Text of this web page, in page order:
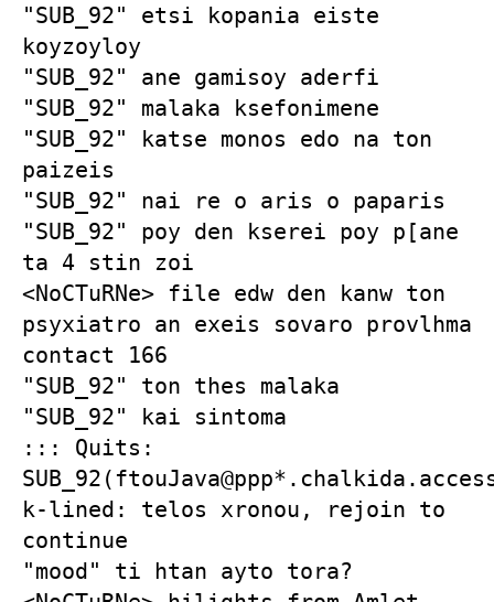
"SUB_92" etsi kopania eiste
koyzoyloy
"SUB_92" ane gamisoy aderfi
"SUB_92" malaka ksefonimene
"SUB_92" katse monos edo na ton
paizeis
"SUB_92" nai re o aris o paparis
"SUB_92" poy den kserei poy p[ane
ta 4 stin zoi
<NoCTuRNe> file edw den kanw ton
psyxiatro an exeis sovaro provlhma
contact 166
"SUB_92" ton thes malaka
"SUB_92" kai sintoma
::: Quits:
k-lined: telos xronou, rejoin to
continue
"mood" ti htan ayto tora?